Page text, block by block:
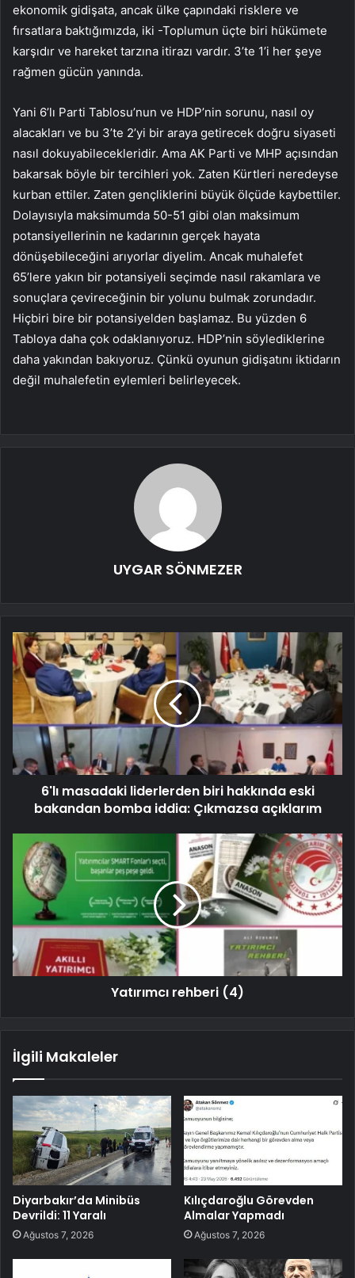
ekonomik gidişata, ancak ülke çapındaki risklere ve
fırsatlara baktığımızda, iki -Toplumun üçte biri hükümete
karşıdır ve hareket tarzına itirazı vardır. 3’te 1’i her şeye
rağmen gücün yanında.
Yani 6’lı Parti Tablosu’nun ve HDP’nin sorunu, nasıl oy
alacakları ve bu 3’te 2’yi bir araya getirecek doğru siyaseti
nasıl dokuyabilecekleridir. Ama AK Parti ve MHP açısından
bakarsak böyle bir tercihleri ​​yok. Zaten Kürtleri neredeyse
kurban ettiler. Zaten gençliklerini büyük ölçüde kaybettiler.
Dolayısıyla maksimumda 50-51 gibi olan maksimum
potansiyellerinin ne kadarının gerçek hayata
dönüşebileceğini arıyorlar diyelim. Ancak muhalefet
65’lere yakın bir potansiyeli seçimde nasıl rakamlara ve
sonuçlara çevireceğinin bir yolunu bulmak zorundadır.
Hiçbiri bire bir potansiyelden başlamaz. Bu yüzden 6
Tabloya daha çok odaklanıyoruz. HDP’nin söylediklerine
daha yakından bakıyoruz. Çünkü oyunun gidişatını iktidarın
değil muhalefetin eylemleri belirleyecek.
UYGAR SÖNMEZER
6'lı masadaki liderlerden biri hakkında eski
bakandan bomba iddia: Çıkmazsa açıklarım
Yatırımcı rehberi (4)
İlgili Makaleler
Diyarbakır’da Minibüs
Devrildi: 11 Yaralı
Ağustos 7, 2026
Kılıçdaroğlu Görevden
Almalar Yapmadı
Ağustos 7, 2026